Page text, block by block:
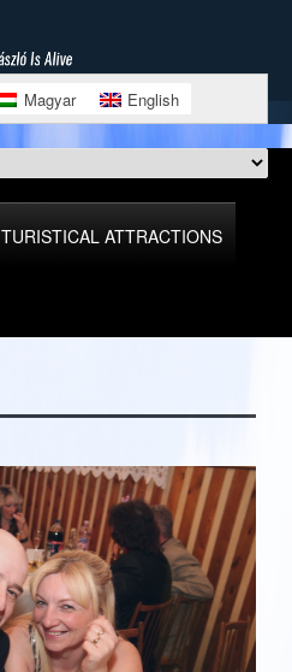
Magyar English
TURISTICAL ATTRACTIONS